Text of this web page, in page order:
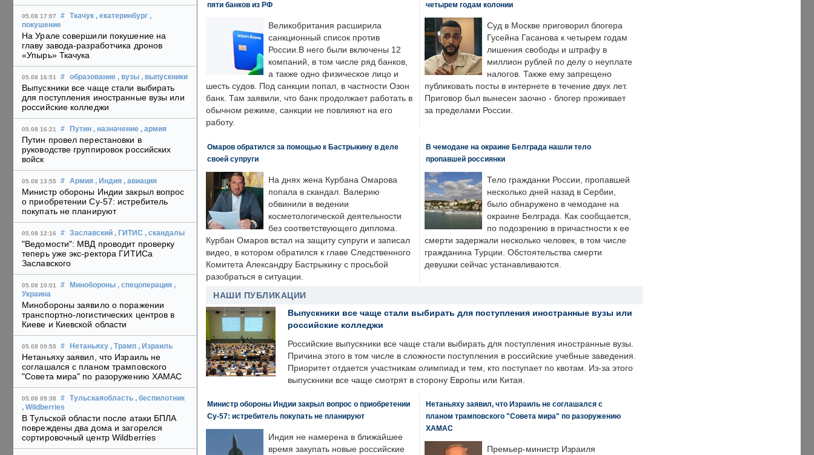
05.08 17:07 # Ткачук , екатеринбург ,
покушение
На Урале совершили покушение на
главу завода-разработчика дронов
«Упырь» Ткачука
05.08 16:51 # образование , вузы , выпускники
Выпускники все чаще стали выбирать
для поступления иностранные вузы или
российские колледжи
05.08 16:21 # Путин , назначение , армия
Путин провел перестановки в
руководстве группировок российских
войск
05.08 13:55 # Армия , Индия , авиация
Министр обороны Индии закрыл вопрос
о приобретении Су-57: истребитель
покупать не планируют
05.08 12:16 # Заславский , ГИТИС , скандалы
"Ведомости": МВД проводит проверку
теперь уже экс-ректора ГИТИСа
Заславского
05.08 10:01 # Минобороны , спецоперация ,
Украина
Минобороны заявило о поражении
транспортно-логистических центров в
Киеве и Киевской области
05.08 09:55 # Нетаньяху , Трамп , Израиль
Нетаньяху заявил, что Израиль не
соглашался с планом трамповского
"Совета мира" по разоружению ХАМАС
05.08 09:38 # Тульскаяобласть , беспилотник
, Wildberries
В Тульской области после атаки БПЛА
повреждены два дома и загорелся
сортировочный центр Wildberries
пяти банков из РФ
Великобритания расширила
санкционный список против
России.В него были включены 12
компаний, в том числе ряд банков,
а также одно физическое лицо и
шесть судов. Под санкции попал, в частности Озон
банк. Там заявили, что банк продолжает работать в
обычном режиме, санкции не повлияют на его
работу.
четырем годам колонии
Суд в Москве приговорил блогера
Гусейна Гасанова к четырем годам
лишения свободы и штрафу в
миллион рублей по делу о неуплате
налогов. Также ему запрещено
публиковать посты в интернете в течение двух лет.
Приговор был вынесен заочно - блогер проживает
за пределами России.
Омаров обратился за помощью к Бастрыкину в деле
своей супруги
На днях жена Курбана Омарова
попала в скандал. Валерию
обвинили в ведении
косметологической деятельности
без соответствующего диплома.
Курбан Омаров встал на защиту супруги и записал
видео, в котором обратился к главе Следственного
Комитета Александру Бастрыкину с просьбой
разобраться в ситуации.
В чемодане на окраине Белграда нашли тело
пропавшей россиянки
Тело гражданки России, пропавшей
несколько дней назад в Сербии,
было обнаружено в чемодане на
окраине Белграда. Как сообщается,
по подозрению в причастности к ее
смерти задержали несколько человек, в том числе
гражданина Турции. Обстоятельства смерти
девушки сейчас устанавливаются.
НАШИ ПУБЛИКАЦИИ
Выпускники все чаще стали выбирать для поступления иностранные вузы или
российские колледжи
Российские выпускники все чаще стали выбирать для поступления иностранные вузы.
Причина этого в том числе в сложности поступления в российские учебные заведения.
Приоритет отдается участникам олимпиад и тем, кто поступает по квотам. Из-за этого
выпускники все чаще смотрят в сторону Европы или Китая.
Министр обороны Индии закрыл вопрос о приобретении
Су-57: истребитель покупать не планируют
Индия не намерена в ближайшее
время закупать новые российские
Нетаньяху заявил, что Израиль не соглашался с
планом трамповского "Совета мира" по разоружению
ХАМАС
Премьер-министр Израиля